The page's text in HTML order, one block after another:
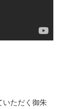
いただく御朱